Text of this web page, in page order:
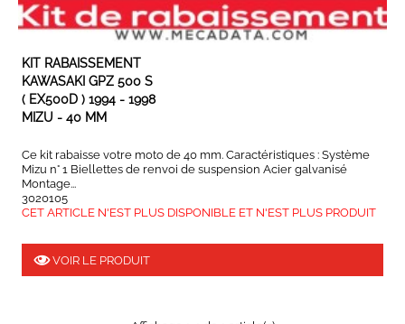
KIT RABAISSEMENT
KAWASAKI GPZ 500 S
( EX500D ) 1994 - 1998
MIZU - 40 MM
Ce kit rabaisse votre moto de 40 mm. Caractéristiques : Système
Mizu n° 1 Biellettes de renvoi de suspension Acier galvanisé
Montage...
3020105
CET ARTICLE N'EST PLUS DISPONIBLE ET N'EST PLUS PRODUIT
VOIR LE PRODUIT